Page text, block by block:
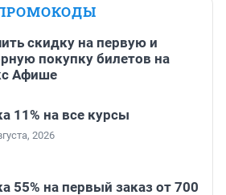
скидку на первую и
покупку билетов на
Афише
11% на все курсы
2026
55% на первый заказ от 700